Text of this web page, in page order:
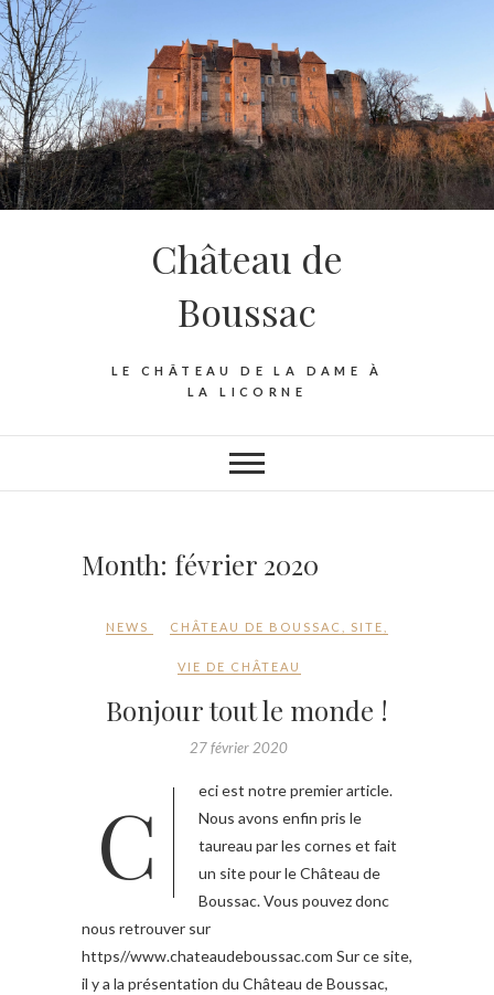
Skip
to
content
Château de
Boussac
LE CHÂTEAU DE LA DAME À
LA LICORNE
Month: février 2020
NEWS CHÂTEAU DE BOUSSAC SITE
VIE DE CHÂTEAU
Bonjour tout le monde !
27 février 2020
Ceci est notre premier article.
Nous avons enfin pris le
taureau par les cornes et fait
un site pour le Château de
Boussac. Vous pouvez donc
nous retrouver sur
https//www.chateaudeboussac.com Sur ce site,
il y a la présentation du Château de Boussac,